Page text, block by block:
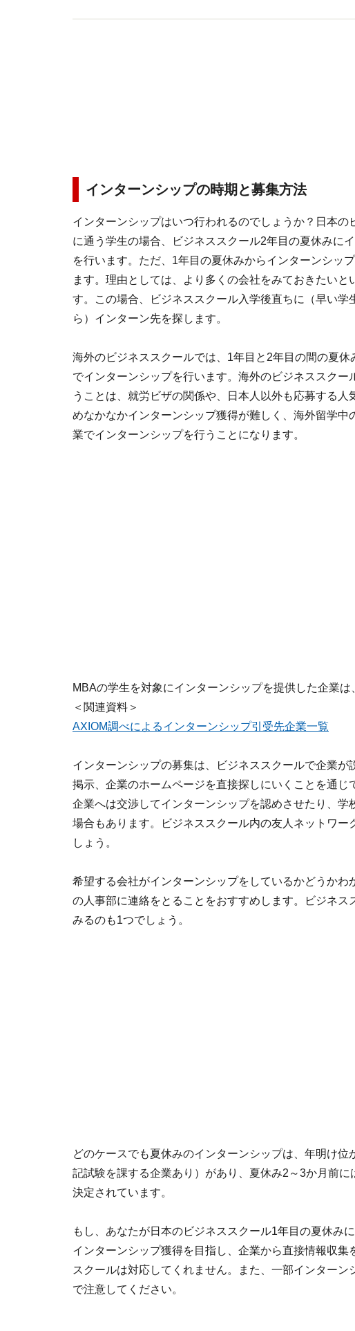
インターンシップの時期と募集方法
インターンシップはいつ行われるのでしょうか？日本の
に通う学生の場合、ビジネススクール2年目の夏休みに
を行います。ただ、1年目の夏休みからインターンシッ
ます。理由としては、より多くの会社をみておきたいと
す。この場合、ビジネススクール入学後直ちに（早い学
ら）インターン先を探します。
海外のビジネススクールでは、1年目と2年目の間の夏休
でインターンシップを行います。海外のビジネススク
うことは、就労ビザの関係や、日本人以外も応募する
めなかなかインターンシップ獲得が難しく、海外留学
業でインターンシップを行うことになります。
MBAの学生を対象にインターンシップを提供した企業は
＜関連資料＞
AXIOM調べによるインターンシップ引受先企業一覧
インターンシップの募集は、ビジネススクールで企業
掲示、企業のホームページを直接探しにいくことを通
企業へは交渉してインターンシップを認めさせたり、
場合もあります。ビジネススクール内の友人ネットワー
しょう。
希望する会社がインターンシップをしているかどうか
の人事部に連絡をとることをおすすめします。ビジネ
みるのも1つでしょう。
どのケースでも夏休みのインターンシップは、年明け
記試験を課する企業あり）があり、夏休み2～3か月前
決定されています。
もし、あなたが日本のビジネススクール1年目の夏休み
インターンシップ獲得を目指し、企業から直接情報収
スクールは対応してくれません。また、一部インター
で注意してください。